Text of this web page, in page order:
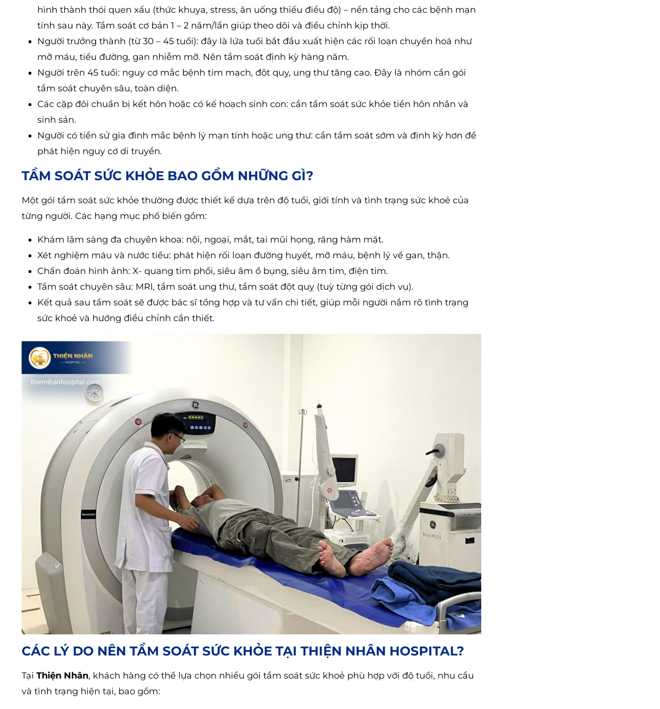
hình thành thói quen xấu (thức khuya, stress, ăn uống thiếu điều độ) – nền tảng cho các bệnh mạn
tính sau này. Tầm soát cơ bản 1 – 2 năm/lần giúp theo dõi và điều chỉnh kịp thời.
Người trưởng thành (từ 30 – 45 tuổi): đây là lứa tuổi bắt đầu xuất hiện các rối loạn chuyển hoá như
mỡ máu, tiểu đường, gan nhiễm mỡ. Nên tầm soát định kỳ hàng năm.
Người trên 45 tuổi: nguy cơ mắc bệnh tim mạch, đột quỵ, ung thư tăng cao. Đây là nhóm cần gói
tầm soát chuyên sâu, toàn diện.
Các cặp đôi chuẩn bị kết hôn hoặc có kế hoạch sinh con: cần tầm soát sức khỏe tiền hôn nhân và
sinh sản.
Người có tiền sử gia đình mắc bệnh lý mạn tính hoặc ung thư: cần tầm soát sớm và định kỳ hơn để
phát hiện nguy cơ di truyền.
TẦM SOÁT SỨC KHỎE BAO GỒM NHỮNG GÌ?
Một gói tầm soát sức khỏe thường được thiết kế dựa trên độ tuổi, giới tính và tình trạng sức khoẻ của
từng người. Các hạng mục phổ biến gồm:
Khám lâm sàng đa chuyên khoa: nội, ngoại, mắt, tai mũi họng, răng hàm mặt.
Xét nghiệm máu và nước tiểu: phát hiện rối loạn đường huyết, mỡ máu, bệnh lý về gan, thận.
Chẩn đoán hình ảnh: X- quang tim phổi, siêu âm ổ bụng, siêu âm tim, điện tim.
Tầm soát chuyên sâu: MRI, tầm soát ung thư, tầm soát đột quỵ (tuỳ từng gói dịch vụ).
Kết quả sau tầm soát sẽ được bác sĩ tổng hợp và tư vấn chi tiết, giúp mỗi người nắm rõ tình trạng
sức khoẻ và hướng điều chỉnh cần thiết.
CÁC LÝ DO NÊN TẦM SOÁT SỨC KHỎE TẠI THIỆN NHÂN HOSPITAL?
Tại Thiện Nhân, khách hàng có thể lựa chọn nhiều gói tầm soát sức khoẻ phù hợp với độ tuổi, nhu cầu
và tình trạng hiện tại, bao gồm: